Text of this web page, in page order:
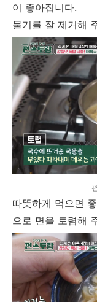
이 좋아집니다.
물기를 잘 제거해
따뜻하게 먹으면
으로 면을 토렴해